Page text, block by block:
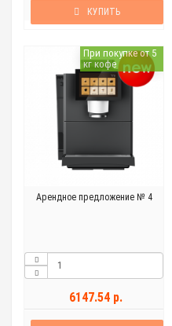
КУПИТЬ
При покупке от 5
кг кофе
Арендное предложение № 4
6147.54 р.